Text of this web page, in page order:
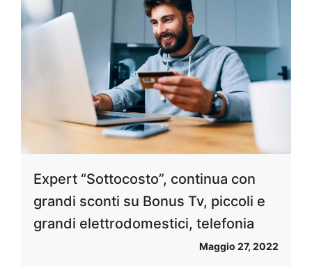
Expert “Sottocosto”, continua con
grandi sconti su Bonus Tv, piccoli e
grandi elettrodomestici, telefonia
Maggio 27, 2022